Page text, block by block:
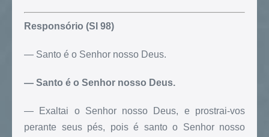
Responsório (Sl 98)
— Santo é o Senhor nosso Deus.
— Santo é o Senhor nosso Deus.
— Exaltai o Senhor nosso Deus, e prostrai-vos
perante seus pés, pois é santo o Senhor nosso